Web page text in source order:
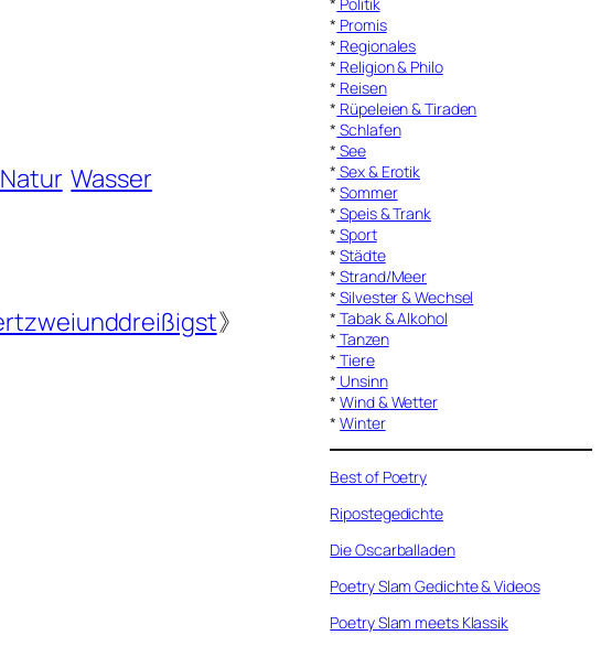
Wasser
》
* Promis
* Regionales
* Religion & Philo
* Reisen
* Rüpeleien & Tiraden
* Schlafen
* See
* Sex & Erotik
*Sommer
* Speis & Trank
* Sport
*Städte
* Strand/Meer
* Silvester & Wechsel
* Tabak & Alkohol
* Tanzen
* Tiere
* Unsinn
*Wind & Wetter
*Winter
Best of Poetry
Ripostegedichte
Die Oscarballaden
Poetry Slam Gedichte & Videos
Poetry Slam meets Klassik